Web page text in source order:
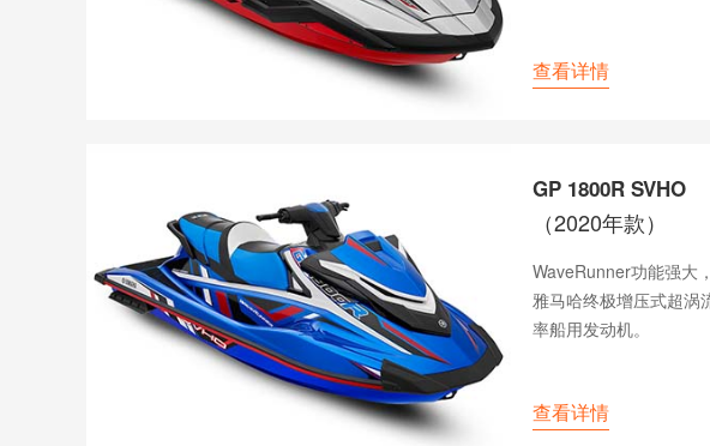
查看详情
GP 1800R SVHO
（2020年款）
WaveRunner功能强大
雅马哈终极增压式超涡
率船用发动机。
查看详情